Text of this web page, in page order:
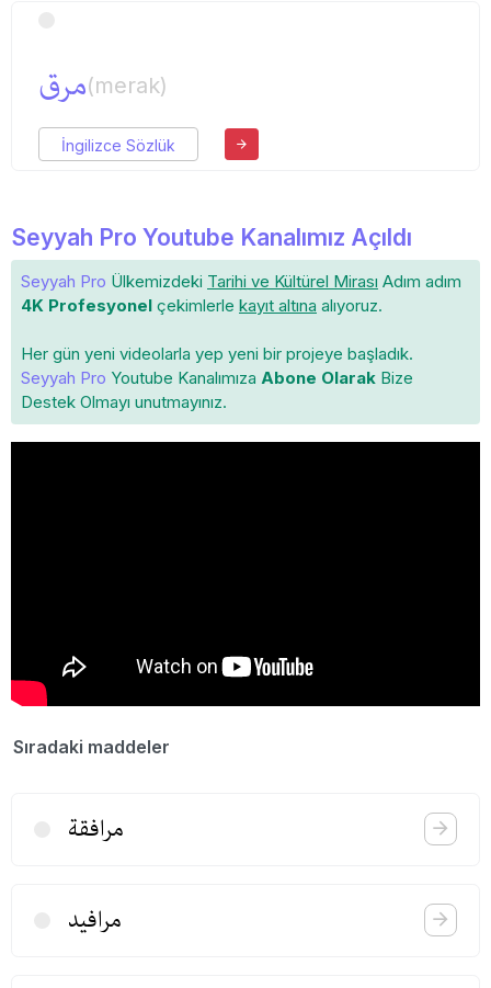
مرق(merak)
İngilizce Sözlük
Seyyah Pro Youtube Kanalımız Açıldı
Seyyah Pro Ülkemizdeki Tarihi ve Kültürel Mirası Adım adım
4K Profesyonel çekimlerle kayıt altına alıyoruz.
Her gün yeni videolarla yep yeni bir projeye başladık.
Seyyah Pro Youtube Kanalımıza Abone Olarak Bize
Destek Olmayı unutmayınız.
Sıradaki maddeler
مرافقة
مرافید